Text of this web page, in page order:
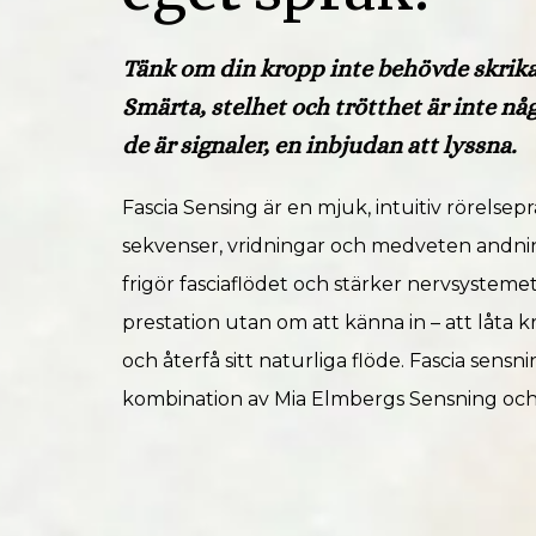
Tänk om din kropp inte behövde
Smärta, stelhet och trötthet är inte
de är signaler, en inbjudan att lyssna.
Fascia Sensing är en mjuk, intuitiv
sekvenser, vridningar och medveten
frigör fasciaflödet och stärker
prestation utan om att känna in – att låta
och återfå sitt naturliga flöde. Fascia
kombination av Mia Elmbergs Sensning